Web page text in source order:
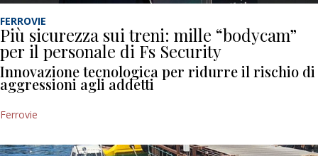
FERROVIE
Più sicurezza sui treni: mille “bodycam”
per il personale di Fs Security
Innovazione tecnologica per ridurre il rischio di
aggressioni agli addetti
Ferrovie